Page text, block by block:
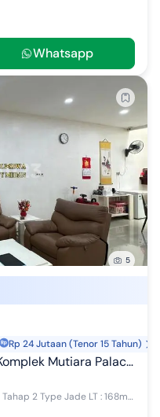
Whatsapp
5
Rp 24 Jutaan (Tenor 15 Tahun)
Palace Tahap 2 Type Jade
Dijual Rumah Komplek Mutiara Palace Tahap 2 Type Jade LT : 168m2 LB : 8 x 16m 3 Tingkat Kondisi Siap Huni Full Furnished 4+2 Kamar Tidur 3 Kamar M...